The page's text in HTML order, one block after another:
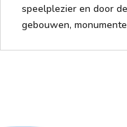
speelplezier en door
gebouwen,